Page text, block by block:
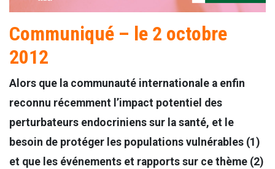
Communiqué – le 2 octobre
2012
Alors que la communauté internationale a enfin
reconnu récemment l’impact potentiel des
perturbateurs endocriniens sur la santé, et le
besoin de protéger les populations vulnérables (1)
et que les événements et rapports sur ce thème (2)